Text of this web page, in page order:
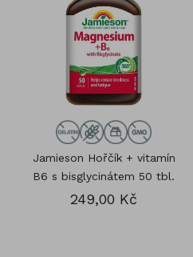
Jamieson Hořčík + vitamín
B6 s bisglycinátem 50 tbl.
249,00 Kč